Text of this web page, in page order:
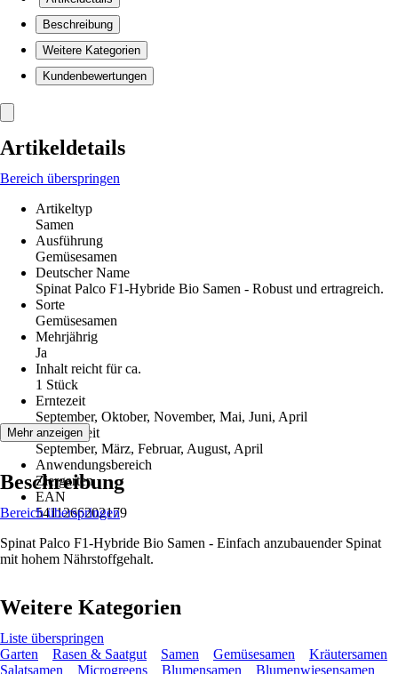
Beschreibung
Weitere Kategorien
Kundenbewertungen
Artikeldetails
Bereich überspringen
Artikeltyp
Samen
Ausführung
Gemüsesamen
Deutscher Name
Spinat Palco F1-Hybride Bio Samen - Robust und ertragreich.
Sorte
Gemüsesamen
Mehrjährig
Ja
Inhalt reicht für ca.
1 Stück
Erntezeit
September, Oktober, November, Mai, Juni, April
Aussaatzeit
September, März, Februar, August, April
Anwendungsbereich
Ziergarten
EAN
5411266202179
Mehr anzeigen
Beschreibung
Bereich überspringen
Spinat Palco F1-Hybride Bio Samen - Einfach anzubauender Spinat
mit hohem Nährstoffgehalt.
Weitere Kategorien
Liste überspringen
Garten
Rasen & Saatgut Samen Gemüsesamen
Kräutersamen
Salatsamen
Microgreens Blumensamen Blumenwiesensamen